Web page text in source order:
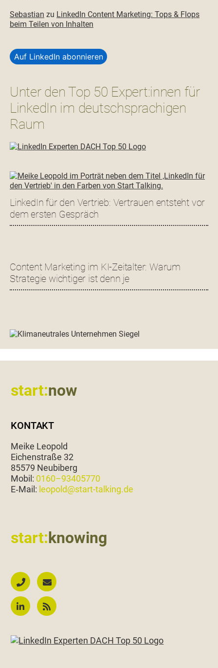
Sebastian zu LinkedIn Content Marketing: Tops & Flops
beim Teilen von Inhalten
Auf LinkedIn abonnieren
Unter den Top 50 Expert:innen für
LinkedIn im deutschsprachigen
Raum
LinkedIn für den Vertrieb: Vertrauen entsteht vor
dem ersten Gespräch
Content Marketing im KI-Zeitalter: Warum
Strategie wichtiger ist denn je
start:now
KONTAKT
Meike Leopold
Eichen­straße 32
85579 Neubiberg
Mobil: 0160–93405770
E‑Mail: leopold@start-talking.de
start: knowing